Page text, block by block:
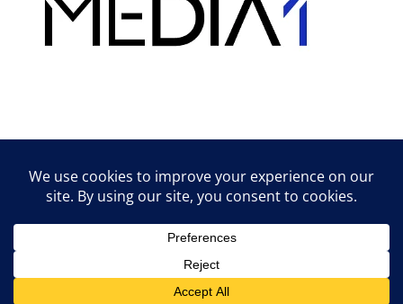
Lifestyle tippek & trükkök
© 2026 vipcast.hu powered by Media1• Készült
GeneratePress